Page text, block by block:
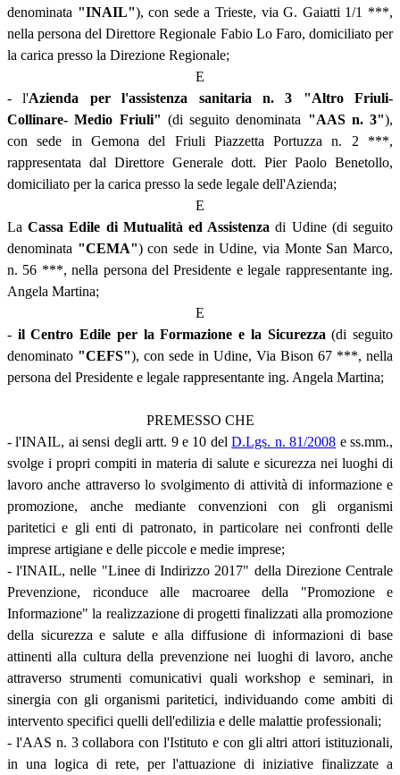
denominata "INAIL"), con sede a Trieste, via G. Gaiatti 1/1 ***,
nella persona del Direttore Regionale Fabio Lo Faro, domiciliato per
la carica presso la Direzione Regionale;
E
- l'Azienda per l'assistenza sanitaria n. 3 "Altro Friuli-
Collinare- Medio Friuli" (di seguito denominata "AAS n. 3"),
con sede in Gemona del Friuli Piazzetta Portuzza n. 2 ***,
rappresentata dal Direttore Generale dott. Pier Paolo Benetollo,
domiciliato per la carica presso la sede legale dell'Azienda;
E
LaCassa Edile di Mutualità ed Assistenza di Udine (di seguito
denominata "CEMA") con sede in Udine, via Monte San Marco,
n. 56 ***, nella persona del Presidente e legale rappresentante ing.
Angela Martina;
E
- il Centro Edile per la Formazione e la Sicurezza (di seguito
denominato "CEFS"), con sede in Udine, Via Bison 67 ***, nella
persona del Presidente e legale rappresentante ing. Angela Martina;
PREMESSO CHE
- l'INAIL, ai sensi degli artt. 9 e 10 delD.Lgs. n. 81/2008 e ss.mm.,
svolge i propri compiti in materia di salute e sicurezza nei luoghi di
lavoro anche attraverso lo svolgimento di attività di informazione e
promozione, anche mediante convenzioni con gli organismi
paritetici e gli enti di patronato, in particolare nei confronti delle
imprese artigiane e delle piccole e medie imprese;
- l'INAIL, nelle "Linee di Indirizzo 2017" della Direzione Centrale
Prevenzione, riconduce alle macroaree della "Promozione e
Informazione" la realizzazione di progetti finalizzati alla promozione
della sicurezza e salute e alla diffusione di informazioni di base
attinenti alla cultura della prevenzione nei luoghi di lavoro, anche
attraverso strumenti comunicativi quali workshop e seminari, in
sinergia con gli organismi paritetici, individuando come ambiti di
intervento specifici quelli dell'edilizia e delle malattie professionali;
- l'AAS n. 3 collabora con l'Istituto e con gli altri attori istituzionali,
in una logica di rete, per l'attuazione di iniziative finalizzate a